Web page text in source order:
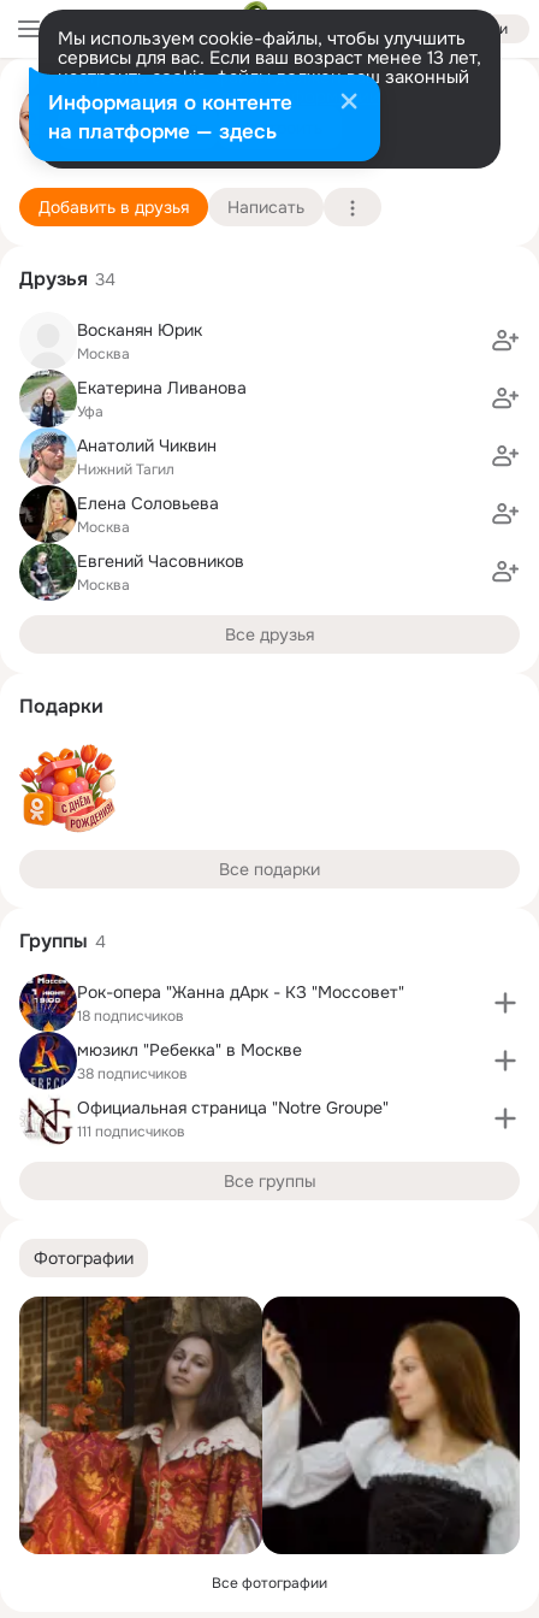
Войти
Мы используем cookie-файлы, чтобы улучшить
сервисы для вас. Если ваш возраст менее 13 лет,
настроить cookie-файлы должен ваш законный
представитель. Больше информации
Разрешить все Настроить
Юлия Восканян
Москва
24 января (43 года)
МИРЭА, Московский государственный
Подробнее
Добавить в друзья Написать
Фотографии
Все фотографии
Друзья 34
Восканян Юрик
Москва
Екатерина Ливанова
Уфа
Анатолий Чиквин
Нижний Тагил
Елена Соловьева
Москва
Евгений Часовников
Москва
Все друзья
Подарки
Все подарки
Группы 4
Рок-опера "Жанна дАрк - КЗ "Моссовет"
18 подписчиков
мюзикл "Ребекка" в Москве
38 подписчиков
Официальная страница "Notre Groupe"
111 подписчиков
Все группы
Информация о контенте
на платформе — здесь